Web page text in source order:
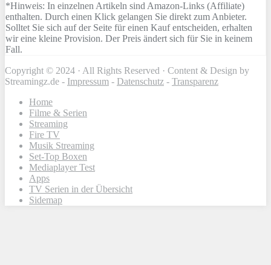
*Hinweis: In einzelnen Artikeln sind Amazon-Links (Affiliate)
enthalten. Durch einen Klick gelangen Sie direkt zum Anbieter.
Solltet Sie sich auf der Seite für einen Kauf entscheiden, erhalten
wir eine kleine Provision. Der Preis ändert sich für Sie in keinem
Fall.
Copyright © 2024 · All Rights Reserved · Content & Design by
Streamingz.de - Impressum - Datenschutz - Transparenz
Home
Filme & Serien
Streaming
Fire TV
Musik Streaming
Set-Top Boxen
Mediaplayer Test
Apps
TV Serien in der Übersicht
Sidemap